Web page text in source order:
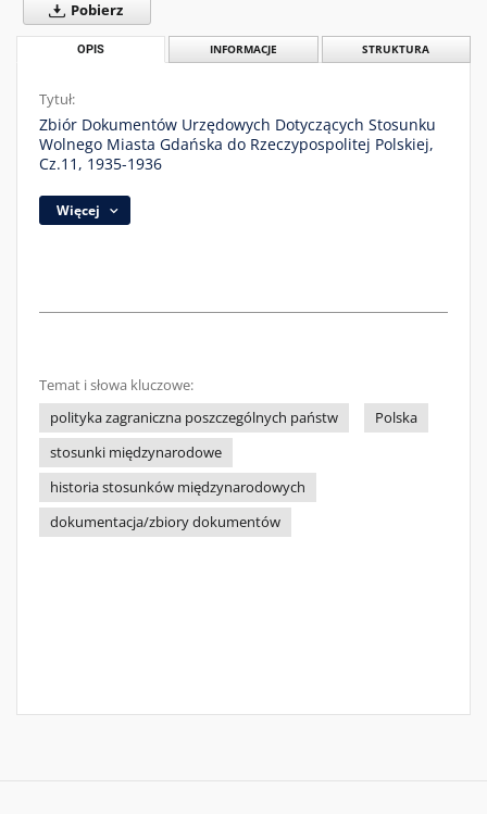
Pobierz
OPIS INFORMACJE STRUKTURA
Tytuł:
Zbiór Dokumentów Urzędowych Dotyczących Stosunku
Wolnego Miasta Gdańska do Rzeczypospolitej Polskiej,
Cz.11, 1935-1936
Więcej
Temat i słowa kluczowe:
polityka zagraniczna poszczególnych państw
Polska
stosunki międzynarodowe
historia stosunków międzynarodowych
dokumentacja/zbiory dokumentów